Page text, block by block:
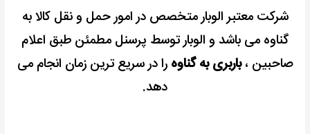
شرکت معتبر الوبار متخصص در امور حمل و نقل کالا به
گناوه می باشد و الوبار توسط پرسنل مطمئن طبق اعلام
صاحبین ،باربری به گناوه را در سریع ترین زمان انجام می
دهد.